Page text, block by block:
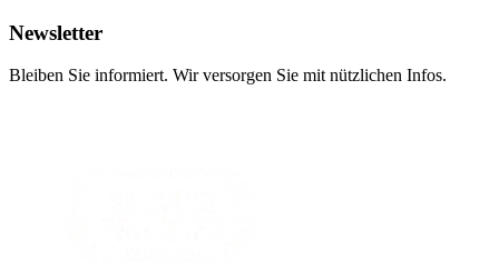
Newsletter
Bleiben Sie informiert. Wir versorgen Sie mit nützlichen Infos.